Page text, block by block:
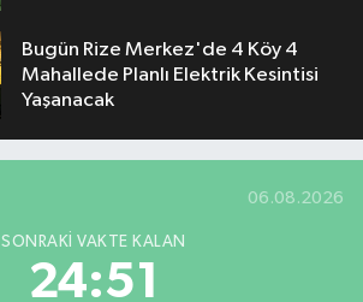
Bugün Rize Merkez'de 4 Köy 4
Mahallede Planlı Elektrik Kesintisi
Yaşanacak
06.08.2026
SONRAKI VAKTE KALAN
24:50